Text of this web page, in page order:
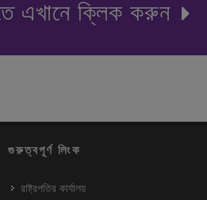
এখানে ক্লিক করুন
গুরুত্বপূর্ণ লিংক
রাষ্ট্রপতির কার্যালয়